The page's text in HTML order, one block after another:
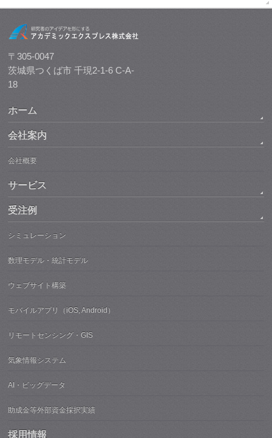
〒305-0047
茨城県つくば市 千現2-1-6 C-A-
18
ホーム
会社案内
会社概要
サービス
受注例
シミュレーション
数理モデル・統計モデル
ウェブサイト構築
モバイルアプリ（iOS, Android）
リモートセンシング・GIS
気象情報システム
AI・ビッグデータ
助成金等外部資金採択実績
採用情報